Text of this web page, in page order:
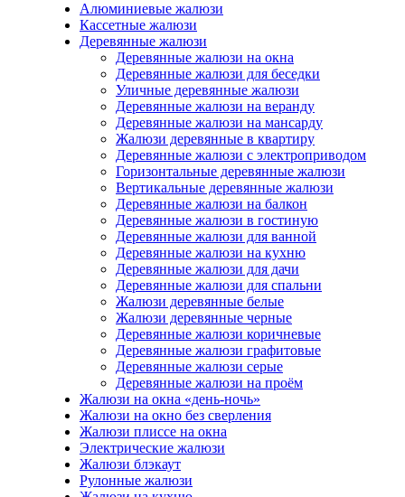
Алюминиевые жалюзи
Кассетные жалюзи
Деревянные жалюзи
Деревянные жалюзи на окна
Деревянные жалюзи для беседки
Уличные деревянные жалюзи
Деревянные жалюзи на веранду
Деревянные жалюзи на мансарду
Жалюзи деревянные в квартиру
Деревянные жалюзи с электроприводом
Горизонтальные деревянные жалюзи
Вертикальные деревянные жалюзи
Деревянные жалюзи на балкон
Деревянные жалюзи в гостиную
Деревянные жалюзи для ванной
Деревянные жалюзи на кухню
Деревянные жалюзи для дачи
Деревянные жалюзи для спальни
Жалюзи деревянные белые
Жалюзи деревянные черные
Деревянные жалюзи коричневые
Деревянные жалюзи графитовые
Деревянные жалюзи серые
Деревянные жалюзи на проём
Жалюзи на окна «день-ночь»
Жалюзи на окно без сверления
Жалюзи плиссе на окна
Электрические жалюзи
Жалюзи блэкаут
Рулонные жалюзи